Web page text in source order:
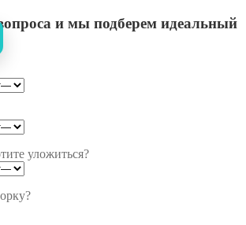
и мы подберем идеальный
уложиться?